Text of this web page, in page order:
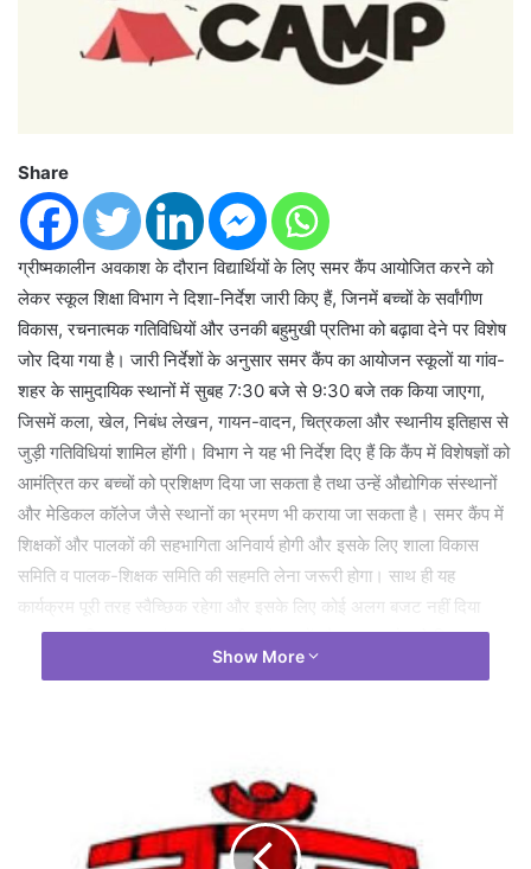
Share
ग्रीष्मकालीन अवकाश के दौरान विद्यार्थियों के लिए समर कैंप आयोजित करने को
लेकर स्कूल शिक्षा विभाग ने दिशा-निर्देश जारी किए हैं, जिनमें बच्चों के सर्वांगीण
विकास, रचनात्मक गतिविधियों और उनकी बहुमुखी प्रतिभा को बढ़ावा देने पर विशेष
जोर दिया गया है। जारी निर्देशों के अनुसार समर कैंप का आयोजन स्कूलों या गांव-
शहर के सामुदायिक स्थानों में सुबह 7:30 बजे से 9:30 बजे तक किया जाएगा,
जिसमें कला, खेल, निबंध लेखन, गायन-वादन, चित्रकला और स्थानीय इतिहास से
जुड़ी गतिविधियां शामिल होंगी। विभाग ने यह भी निर्देश दिए हैं कि कैंप में विशेषज्ञों को
आमंत्रित कर बच्चों को प्रशिक्षण दिया जा सकता है तथा उन्हें औद्योगिक संस्थानों
और मेडिकल कॉलेज जैसे स्थानों का भ्रमण भी कराया जा सकता है। समर कैंप में
शिक्षकों और पालकों की सहभागिता अनिवार्य होगी और इसके लिए शाला विकास
समिति व पालक-शिक्षक समिति की सहमति लेना जरूरी होगा। साथ ही यह
कार्यक्रम पूरी तरह स्वैच्छिक रहेगा और इसके लिए कोई अलग बजट नहीं दिया
जाएगा, इसलिए इसका संचालन स्थानीय संसाधनों और जनसहयोग से किया
Show More